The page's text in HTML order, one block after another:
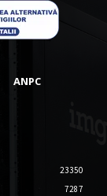
ANPC
23350
7287